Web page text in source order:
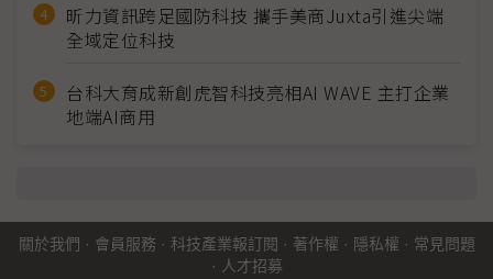
昕力資訊跨足國防科技 攜手美商Juxta引進尖端
全域定位科技
台科大育成新創虎智科技亮相AI WAVE 主打企業
地端AI商用
關於我們 · 會員服務 · 科技產業報訂閱 · 著作權 · 隱私權 · 常見問題
· 人才招募